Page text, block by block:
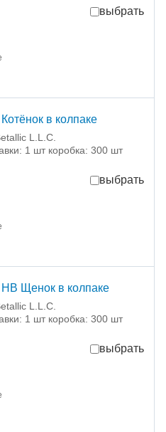
выбрать
в колпаке
L.L.C.
1 шт коробка: 300 шт
выбрать
Щенок в колпаке
L.L.C.
1 шт коробка: 300 шт
выбрать